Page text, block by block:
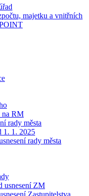
majetku a vnitřních
na RM
rady města
1. 1. 2025
rady města
usnesení ZM
Zastupitelstva